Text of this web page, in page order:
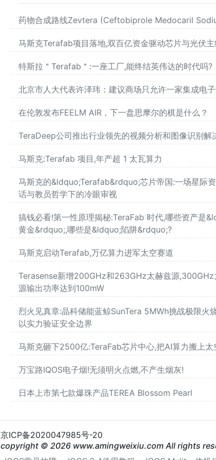
药物合成路线Zevtera (Ceftobiprole Medocaril
马斯克Terafab项目落地,双百亿资金驱动芯片与光伏
特斯拉＂Terafab＂:一座工厂,能终结英伟达的时代吗?
北京市人大代表许泽玮：建议商场只允许一家集成电
在伦敦发布FEELM AIR，下一盘思摩尔的棋是什么？
TeraDeep公司推出行业领先的视频分析和图像识别解
马斯克:Terafab 项目,年产超 1 太瓦算力
马斯克的&ldquo;Terafab&rdquo;芯片帝国:一场星际
话与教员哲学下的冷眼审视
搞钱必看!第一性原理揭秘:TeraFab 时代,哪些资产是
黄金&rdquo;,哪些是&ldquo;陷阱&rdquo;?
马斯克启动Terafab,万亿算力进军太空赛道
Terasense新增200GHz和263GHz太赫兹源,300GHz
源输出功率达到100mW
烈火见真章:晶科储能蓝鲸SunTera 5MWh挑战极限火
以实力验证安全边界
马斯克砸下2500亿:TeraFab芯片中心,把AI算力搬上太
万宝路IQOS电子烟!无须明火点燃,不产生烟灰!
日本上市第七款爆珠产品TEREA Blossom Pearl
京ICP备2020047985号-20
copyright © 2026 www.amingweixiu.com All rights